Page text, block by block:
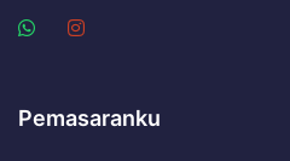
Pemasaranku